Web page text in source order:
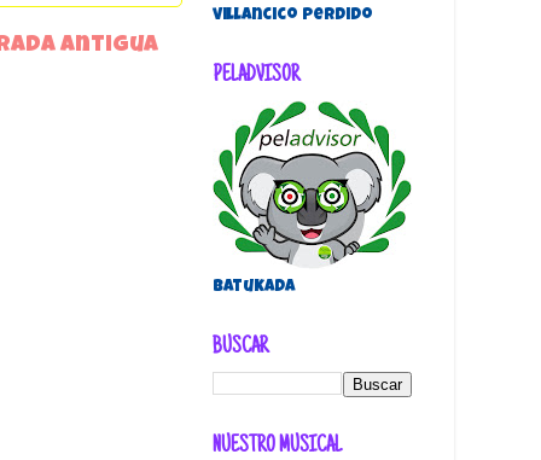
antigua
villancico perdido
PELADVISOR
Batukada
BUSCAR
NUESTRO MUSICAL